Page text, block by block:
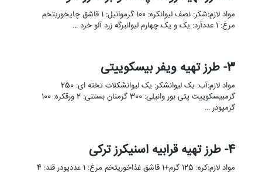
مواد لازم:شکر: نصف لیوانکره: 100 گرموانیل: 1 قاشق چایخوریتخم
مرغ: 1 عددآرد: یک و یک چهارم لیوانبرگه زرد آلو خرد …
3- طرز تهیه ویفر بیسکوییتی
مواد لازم:آب: یک لیوانشکر: یک لیوانشکلات تخته ای: 250
گرمبیسکوییت پتی بور وانیلی: 300 گرمنان بستنی: 2 ورقکره: 100
گرمپودر …
4- طرز تهیه قرابیه اسنیکرز ترکی
مواد لازم:کره: 125 گرم+1 قاشق غذاخوریتخم مرغ: 1 عددپودر قند: 4